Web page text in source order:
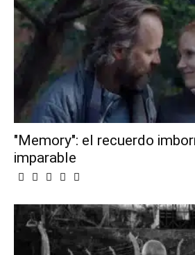
"Memory": el recuerdo
imparable